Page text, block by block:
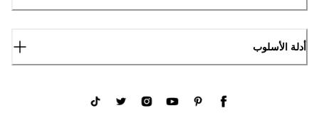
أدلة الأسلوب